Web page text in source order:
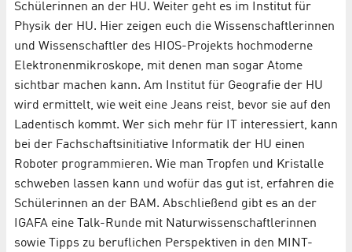
Schülerinnen an der HU. Weiter geht es im Institut für
Physik der HU. Hier zeigen euch die Wissenschaftlerinnen
und Wissenschaftler des HIOS-Projekts hochmoderne
Elektronenmikroskope, mit denen man sogar Atome
sichtbar machen kann. Am Institut für Geografie der HU
wird ermittelt, wie weit eine Jeans reist, bevor sie auf den
Ladentisch kommt. Wer sich mehr für IT interessiert, kann
bei der Fachschaftsinitiative Informatik der HU einen
Roboter programmieren. Wie man Tropfen und Kristalle
schweben lassen kann und wofür das gut ist, erfahren die
Schülerinnen an der BAM. Abschließend gibt es an der
IGAFA eine Talk-Runde mit Naturwissenschaftlerinnen
sowie Tipps zu beruflichen Perspektiven in den MINT-